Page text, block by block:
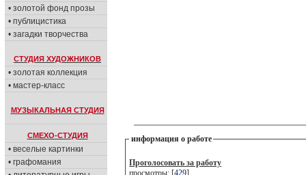
• золотой фонд прозы
• публицистика
• загадки творчества
СТУДИЯ ХУДОЖНИКОВ
• золотая коллекция
• мастер-класс
МУЗЫКАЛЬНАЯ СТУДИЯ
СМЕХО-СТУДИЯ
• веселые картинки
• графомания
информация о работе
Проголосовать за работу
просмотры: [429]